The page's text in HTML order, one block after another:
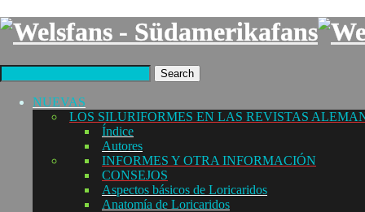
Search
NUEVAS
LOS SILURIFORMES EN LAS REVISTAS
Índice
Autores
INFORMES Y OTRA INFORMACIÓN
CONSEJOS
Aspectos básicos de Loricaridos
Anatomía de Loricaridos